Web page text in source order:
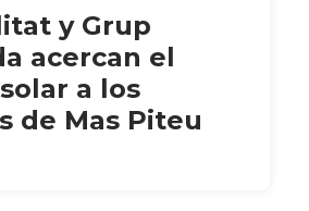
y Grup
acercan el
a los
de Mas Piteu